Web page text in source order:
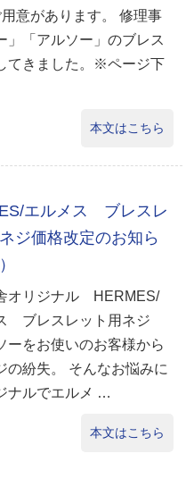
意があります。 修理事
」「アルソー」のブレス
てきました。※ページ下
本文はこちら
エルメス ブレスレ
ジ価格改定のお知ら
オリジナル HERMES/
ブレスレット用ネジ
ーをお使いのお客様から
の紛失。 そんなお悩みに
ナルでエルメ …
本文はこちら